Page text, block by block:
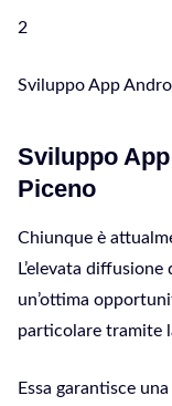
2
Sviluppo App
Sviluppo
Piceno
Chiunque è
L’elevata
un’ottima
particolare tramite
Essa garantisce